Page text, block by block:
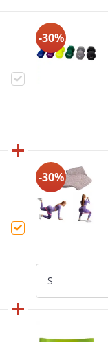
-30%
-30%